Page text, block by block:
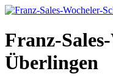
Franz-
Überlingen